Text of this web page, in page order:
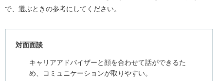
で、選ぶときの参考にしてください。
対面面談
キャリアアドバイザーと顔を合わせて話ができるた
め、コミュニケーションが取りやすい。